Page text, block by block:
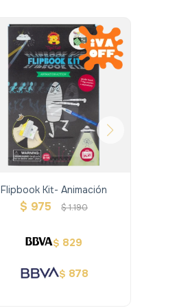
Flipbook Kit- Animación
$ 975 $1.190
$ 829
$ 878